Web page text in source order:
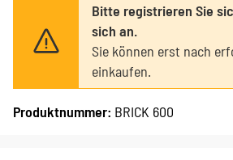
Bitte registrieren Sie
sich an.
Sie können erst nach
einkaufen.
Produktnummer: BRICK 600